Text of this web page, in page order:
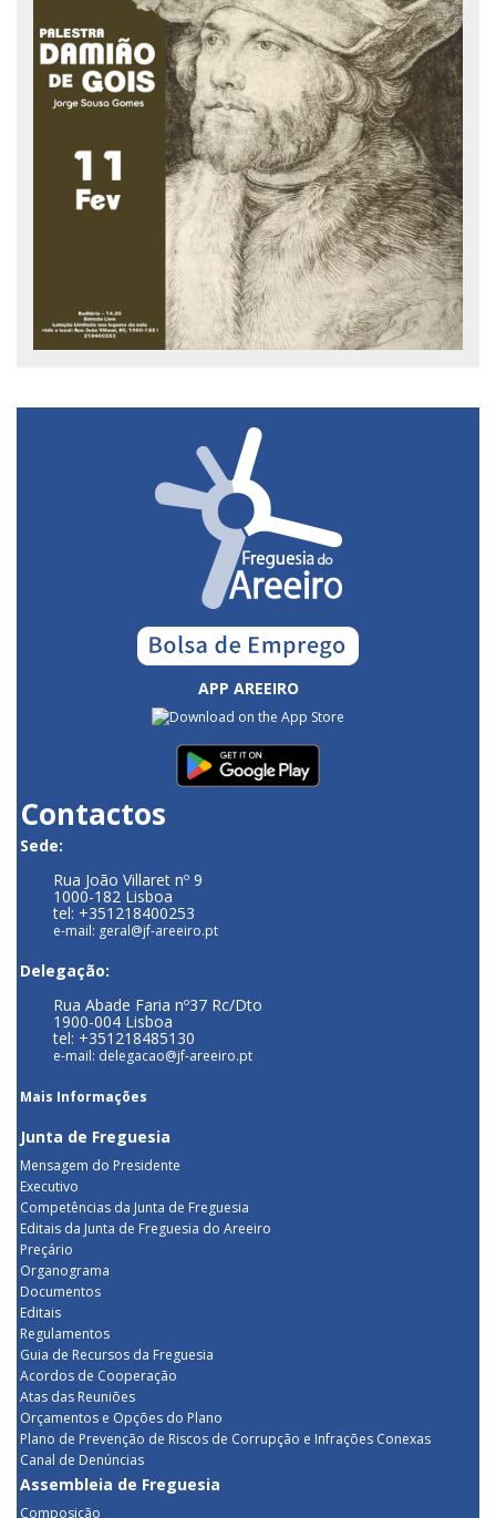
APP AREEIRO
Contactos
Sede:
Rua João Villaret nº 9
1000-182 Lisboa
tel: +351218400253
e-mail: geral@jf-areeiro.pt
Delegação:
Rua Abade Faria nº37 Rc/Dto
1900-004 Lisboa
tel: +351218485130
e-mail: delegacao@jf-areeiro.pt
Mais Informações
Junta de Freguesia
Mensagem do Presidente
Executivo
Competências da Junta de Freguesia
Editais da Junta de Freguesia do Areeiro
Preçário
Organograma
Documentos
Editais
Regulamentos
Guia de Recursos da Freguesia
Acordos de Cooperação
Atas das Reuniões
Orçamentos e Opções do Plano
Plano de Prevenção de Riscos de Corrupção e Infrações Conexas
Canal de Denúncias
Assembleia de Freguesia
Composição